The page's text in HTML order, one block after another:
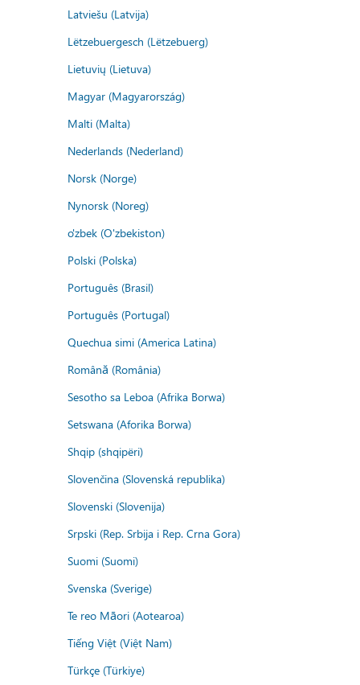
Latviešu (Latvija)
Lëtzebuergesch (Lëtzebuerg)
Lietuvių (Lietuva)
Magyar (Magyarország)
Malti (Malta)
Nederlands (Nederland)
Norsk (Norge)
Nynorsk (Noreg)
o'zbek (O'zbekiston)
Polski (Polska)
Português (Brasil)
Português (Portugal)
Quechua simi (America Latina)
Română (România)
Sesotho sa Leboa (Afrika Borwa)
Setswana (Aforika Borwa)
Shqip (shqipëri)
Slovenčina (Slovenská republika)
Slovenski (Slovenija)
Srpski (Rep. Srbija i Rep. Crna Gora)
Suomi (Suomi)
Svenska (Sverige)
Te reo Māori (Aotearoa)
Tiếng Việt (Việt Nam)
Türkçe (Türkiye)